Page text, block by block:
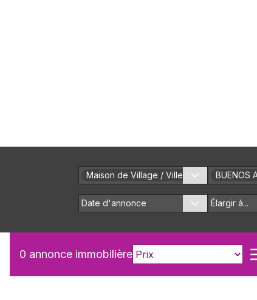
Maison de Village / Ville BUENOS
Date d'annonce Élargir à...
0 annonce immobilière